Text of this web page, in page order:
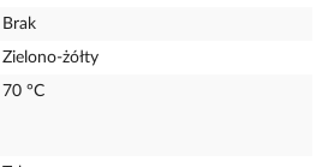
Brak
Zielono-żółty
70 °C